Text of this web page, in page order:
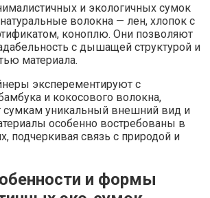
и экологичных сумок
волокна — лен, хлопок с
коноплю. Они позволяют
с дышащей структурой и
материала.
эксперементируют с
и кокосового волокна,
сумкам уникальный внешний вид и
особенно востребованы в
подчеркивая связь с природой и
и формы